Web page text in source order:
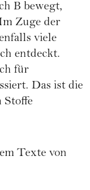
B bewegt,
Zuge der
viele
entdeckt.
für
Das ist die
Stoffe
Texte von